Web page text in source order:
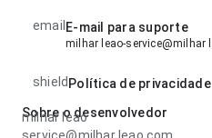
email E-mail para suporte
milhar leao-service@milhar
shield Política de privacidade
Sobre o desenvolvedor
milhar leao